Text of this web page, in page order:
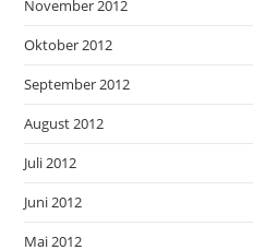
November 2012
Oktober 2012
September 2012
August 2012
Juli 2012
Juni 2012
Mai 2012